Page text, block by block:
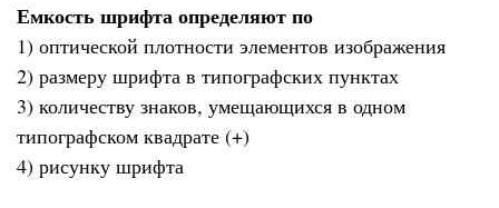
Емкость шрифта определяют по
1) оптической плотности элементов изображения
2) размеру шрифта в типографских пунктах
3) количеству знаков, умещающихся в одном
типографском квадрате (+)
4) рисунку шрифта